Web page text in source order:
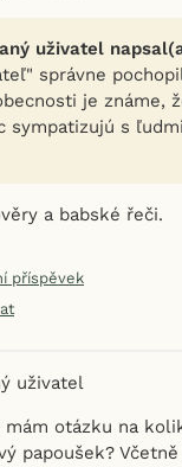
uživatel
správne
je známe,
sympatizujú s
a babské řeči.
příspěvek
uživatel
mám otázku na
papoušek?